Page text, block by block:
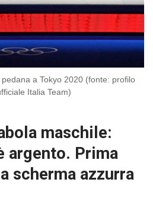
a Tokyo 2020 (fonte: profilo
Italia Team)
maschile:
argento. Prima
scherma azzurra